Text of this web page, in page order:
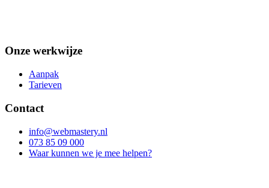
Onze werkwijze
Aanpak
Tarieven
Contact
info@webmastery.nl
073 85 09 000
Waar kunnen we je mee helpen?